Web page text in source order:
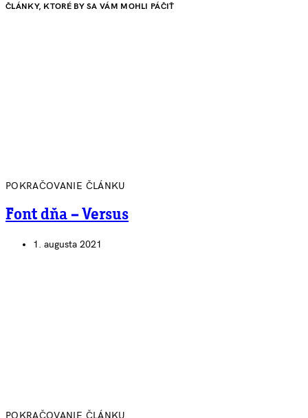
ČLÁNKY, KTORÉ BY SA VÁM MOHLI PÁČIŤ
POKRAČOVANIE ČLÁNKU
Font dňa – Versus
1. augusta 2021